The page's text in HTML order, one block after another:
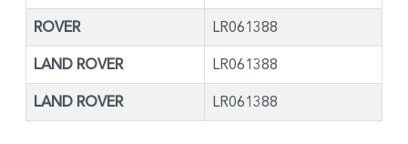
ROVER LR061388
LAND ROVER LR061388
LAND ROVER LR061388